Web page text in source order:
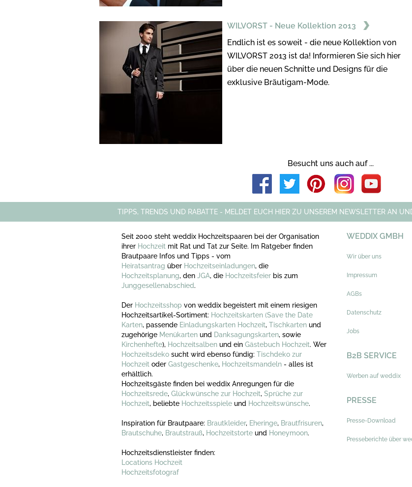
WILVORST - Neue Kollektion 2013
Endlich ist es soweit - die neue Kollektion von
WILVORST 2013 ist da! Informieren Sie sich hier
über die neuen Schnitte und Designs für die
exklusive Bräutigam-Mode.
Besucht uns auch auf ...
TIPPS, TRENDS UND RABATTE - MELDET EUCH HIER ZU UNSEREM NEWSLETTER AN
Seit 2000 steht weddix Hochzeitspaaren bei der Organisation
ihrer Hochzeit mit Rat und Tat zur Seite. Im Ratgeber finden
Brautpaare Infos und Tipps - vom
Heiratsantrag über Hochzeitseinladungen, die
Hochzeitsplanung, den JGA, die Hochzeitsfeier bis zum
Junggesellenabschied.
Der Hochzeitsshop von weddix begeistert mit einem riesigen
Hochzeitsartikel-Sortiment: Hochzeitskarten (Save the Date
Karten, passende Einladungskarten Hochzeit, Tischkarten und
zugehörige Menükarten und Danksagungskarten, sowie
Kirchenhefte), Hochzeitsalben und ein Gästebuch Hochzeit. Wer
Hochzeitsdeko sucht wird ebenso fündig: Tischdeko zur
Hochzeit oder Gastgeschenke, Hochzeitsmandeln - alles ist
erhältlich.
Hochzeitsgäste finden bei weddix Anregungen für die
Hochzeitsrede, Glückwünsche zur Hochzeit, Sprüche zur
Hochzeit, beliebte Hochzeitsspiele und Hochzeitswünsche.
Inspiration für Brautpaare: Brautkleider, Eheringe, Brautfrisuren,
Brautschuhe, Brautstrauß, Hochzeitstorte und Honeymoon.
Hochzeitsdienstleister finden:
Locations Hochzeit
Hochzeitsfotograf
WEDDIX GMBH
Wir über uns
Impressum
AGBs
Datenschutz
Jobs
B2B SERVICE
Werben auf weddix
PRESSE
Presse-Download
Presseberichte über